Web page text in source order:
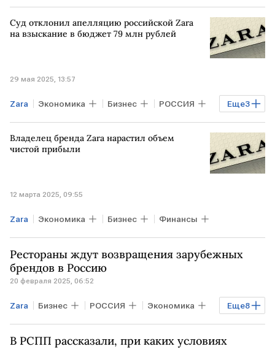
США МОСКВА ЕВРОПА
Дональд Трамп DAX Inditex
Суд отклонил апелляцию российской Zara
на взыскание в бюджет 79 млн рублей
29 мая 2025, 13:57
Еще3
Zara Экономика Бизнес РОССИЯ
РФ СНГ Inditex
Владелец бренда Zara нарастил объем
чистой прибыли
12 марта 2025, 09:55
Zara Экономика Бизнес Финансы
Рестораны ждут возвращения зарубежных
брендов в Россию
20 февраля 2025, 06:52
Еще8
Zara Бизнес РОССИЯ Экономика
МОСКВА США РФ
В РСПП рассказали, при каких условиях